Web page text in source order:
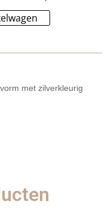
met zilverkleurig